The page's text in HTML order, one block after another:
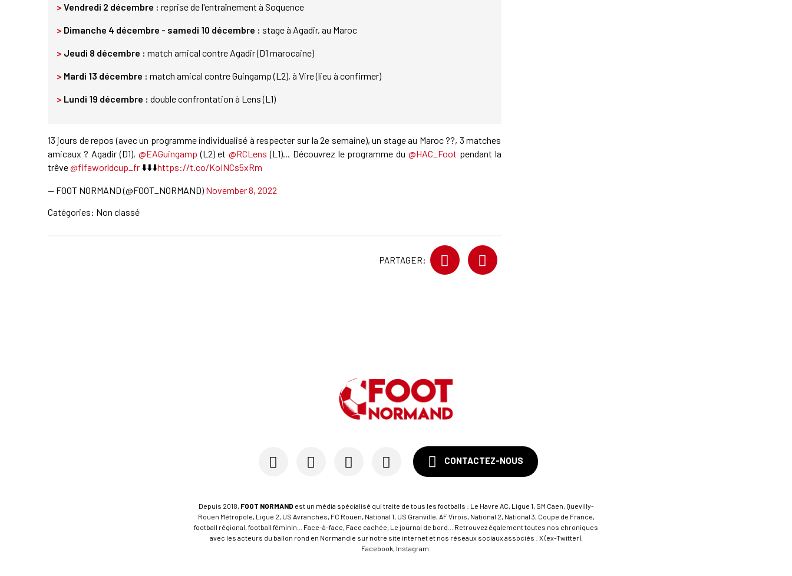
> Vendredi 2 décembre : reprise de l'entraînement à Soquence
> Dimanche 4 décembre - samedi 10 décembre : stage à Agadir, au Maroc
> Jeudi 8 décembre : match amical contre Agadir (D1 marocaine)
> Mardi 13 décembre : match amical contre Guingamp (L2), à Vire (lieu à confirmer)
> Lundi 19 décembre : double confrontation à Lens (L1)
13 jours de repos (avec un programme individualisé à respecter sur la 2e semaine), un stage au Maroc ??, 3 matches
amicaux ? Agadir (D1), @EAGuingamp (L2) et@RCLens (L1)... Découvrez le programme du @HAC_Foot pendant la
trêve@fifaworldcup_fr⬇️⬇️⬇️https://t.co/KoINCs5xRm
— FOOT NORMAND (@FOOT_NORMAND) November 8, 2022
Catégories: Non classé
PARTAGER:
CONTACTEZ-NOUS
Depuis 2018, FOOT NORMAND est un média spécialisé qui traite de tous les footballs : Le Havre AC, Ligue 1, SM Caen, Quevilly-
Rouen Métropole, Ligue 2, US Avranches, FC Rouen, National 1, US Granville, AF Virois, National 2, National 3, Coupe de France,
football régional, football féminin... Face-à-face, Face cachée, Le journal de bord... Retrouvez également toutes nos chroniques
avec les acteurs du ballon rond en Normandie sur notre site internet et nos réseaux sociaux associés : X (ex-Twitter),
Facebook, Instagram.